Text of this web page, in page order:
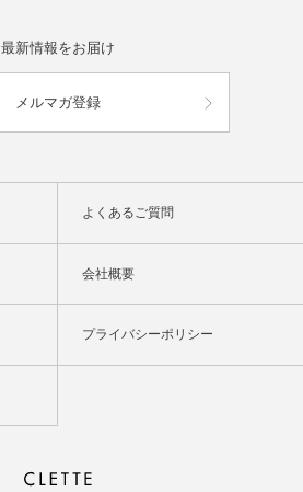
最新情報をお届け
メルマガ登録
よくあるご質問
会社概要
プライバシーポリシー